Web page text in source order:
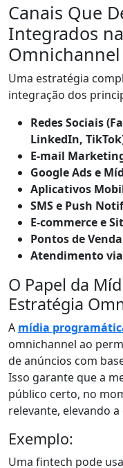
Canais Que
Integrados
Omnichannel
Uma estratégia
integração dos
Redes Sociais
LinkedIn,
E-mail
Google Ads e
Aplicativos
SMS e Push
E-commerce e
Pontos de
Atendimento
O Papel da
Estratégia
A mídia
omnichannel ao
de anúncios com
Isso garante que a
público certo, no
relevante, elevando
Exemplo:
Uma fintech pode